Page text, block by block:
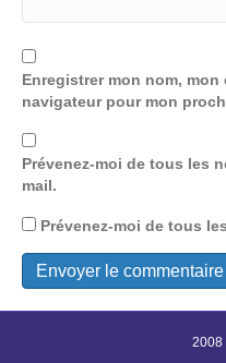
Enregistrer mon nom,
navigateur pour mon
Prévenez-moi de tous les
mail.
Prévenez-moi de tous
2008